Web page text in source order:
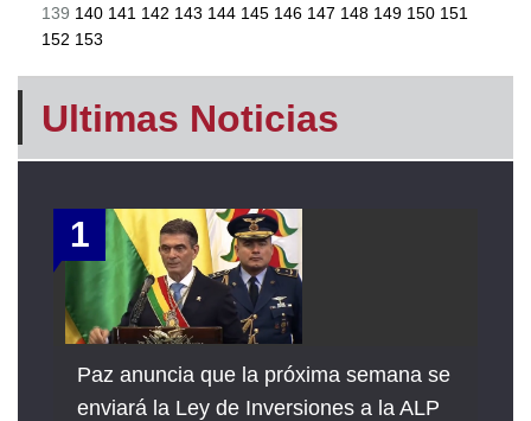
139 140 141 142 143 144 145 146 147 148 149 150 151
152 153
Ultimas Noticias
1
Paz anuncia que la próxima semana se
enviará la Ley de Inversiones a la ALP